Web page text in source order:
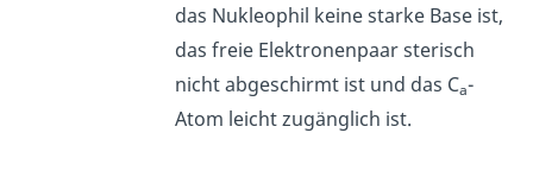
das Nukleophil keine starke Base ist,
das freie Elektronenpaar sterisch
nicht abgeschirmt ist und das Ca-
Atom leicht zugänglich ist.